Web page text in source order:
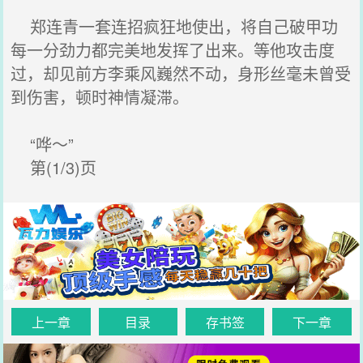
郑连青一套连招疯狂地使出，将自己破甲功
每一分劲力都完美地发挥了出来。等他攻击度
过，却见前方李乘风巍然不动，身形丝毫未曾受
到伤害，顿时神情凝滞。
“哗～”
第(1/3)页
上一章 目录 存书签 下一章